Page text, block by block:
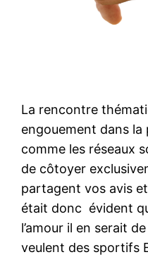
La rencontre
engouement dans la
comme les réseaux
de côtoyer
partagent vos avis
était donc évident
l’amour il en serait
veulent des sportifs